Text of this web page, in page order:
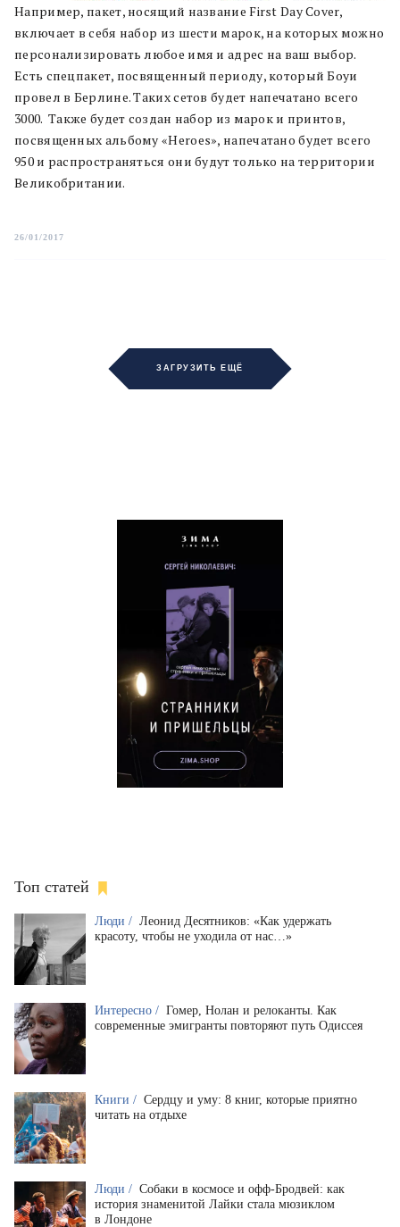
Например, пакет, носящий название First Day Cover,
включает в себя набор из шести марок, на которых можно
персонализировать любое имя и адрес на ваш выбор.
Есть спецпакет, посвященный периоду, который Боуи
провел в Берлине. Таких сетов будет напечатано всего
3000. Также будет создан набор из марок и принтов,
посвященных альбому «Heroes», напечатано будет всего
950 и распространяться они будут только на территории
Великобритании.
26/01/2017
ЗАГРУЗИТЬ ЕЩЁ
Топ статей
Люди / Леонид Десятников: «Как удержать
красоту, чтобы не уходила от нас…»
Интересно / Гомер, Нолан и релоканты. Как
современные эмигранты повторяют путь Одиссея
Книги / Сердцу и уму: 8 книг, которые приятно
читать на отдыхе
Люди / Собаки в космосе и офф-Бродвей: как
история знаменитой Лайки стала мюзиклом
в Лондоне